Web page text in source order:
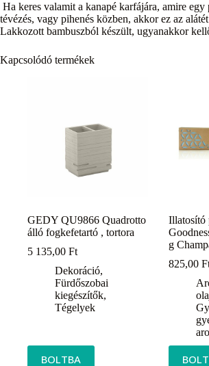
Ha keres valamit a kanapé karfájára, amire
tévézés, vagy pihenés közben, akkor ez az
Lakkozott bambuszból készült, ugyanakkor
Kapcsolódó termékek
GEDY QU9866 Quadrotto
álló fogkefetartó , tortora
5 135,00 Ft
Dekoráció,
Fürdőszobai
kiegészítők,
Tégelyek
BOLTBA
Illatosító
g
825,00